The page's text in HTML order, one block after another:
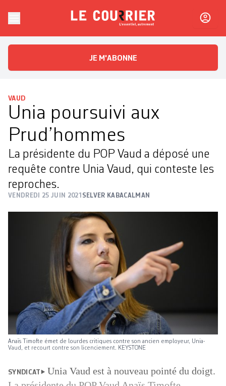
Le CourrierL'essentiel, autrement
JE M'ABONNE
VAUD
Unia poursuivi aux
Prud’hommes
La présidente du POP Vaud a déposé une
requête contre Unia Vaud, qui conteste les
reproches.
VENDREDI 25 JUIN 2021 SELVER KABACALMAN
Anaïs Timofte émet de lourdes critiques contre son ancien employeur, Unia-
Vaud, et recourt contre son licenciement. KEYSTONE
SYNDICAT
Unia Vaud est à nouveau pointé du doigt.